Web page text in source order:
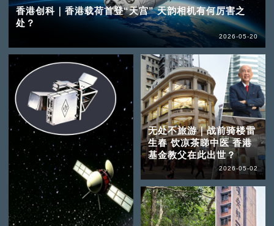
香港创科｜香港载荷首登“天宫” 天韵相机有何厉害之
处？
2026-05-20
无处不旅游｜战前骑楼雷
生春 饮凉茶睇中医 香港
基金教父在此出世？
2026-05-02